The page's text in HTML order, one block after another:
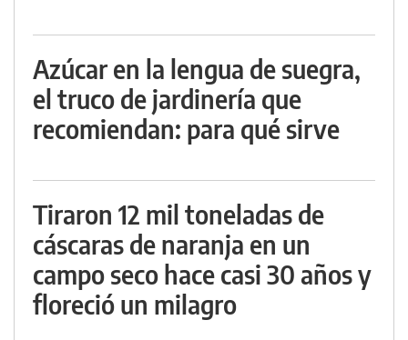
Azúcar en la lengua de suegra,
el truco de jardinería que
recomiendan: para qué sirve
Tiraron 12 mil toneladas de
cáscaras de naranja en un
campo seco hace casi 30 años y
floreció un milagro